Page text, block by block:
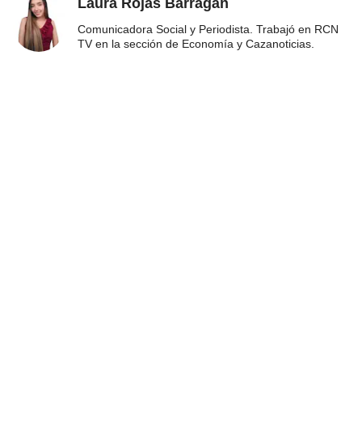
Comunicadora Social y Periodista. Trabajó en RCN
TV en la sección de Economía y Cazanoticias.